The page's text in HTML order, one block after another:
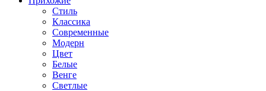
Стиль
Классика
Современные
Модерн
Цвет
Белые
Венге
Светлые